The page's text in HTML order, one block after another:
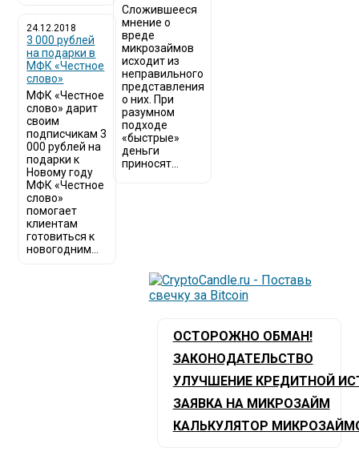
24.12.2018
3 000 рублей
на подарки в
МФК «Честное
слово»
МФК «Честное
слово» дарит
своим
подписчикам 3
000 рублей на
подарки к
Новому году
МФК «Честное
слово»
помогает
клиентам
готовиться к
новогодним...
Сложившееся
мнение о
вреде
микрозаймов
исходит из
неправильного
представления
о них. При
разумном
подходе
«быстрые»
деньги
приносят...
ОСТОРОЖНО ОБМАН!
ЗАКОНОДАТЕЛЬСТВО
УЛУЧШЕНИЕ КРЕДИТНОЙ
ЗАЯВКА НА МИКРОЗАЙМ
КАЛЬКУЛЯТОР